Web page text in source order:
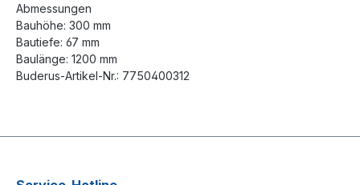
Abmessungen
Bauhöhe: 300 mm
Bautiefe: 67 mm
Baulänge: 1200 mm
Buderus-Artikel-Nr.: 7750400312